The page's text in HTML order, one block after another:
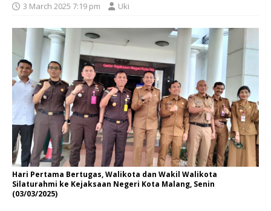
3 March 2025 7:19 pm Uki
Hari Pertama Bertugas, Walikota dan Wakil Walikota
Silaturahmi ke Kejaksaan Negeri Kota Malang, Senin
(03/03/2025)